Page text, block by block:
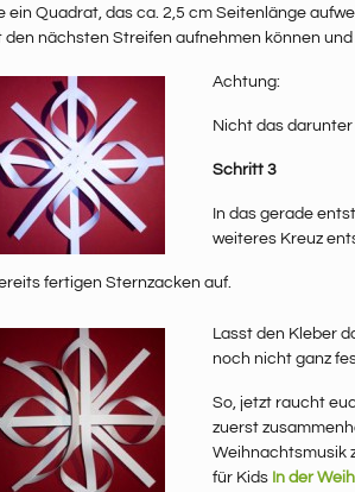
ein Quadrat, das ca. 2,5 cm Seitenlänge
den nächsten Streifen aufnehmen können
Achtung:
Nicht das
Schritt 3
In das gerade
weiteres Kreuz
fertigen Sternzacken auf.
Lasst den Kleber
noch nicht ganz
So, jetzt raucht
zuerst
Weihnachtsmusik
für Kids In der